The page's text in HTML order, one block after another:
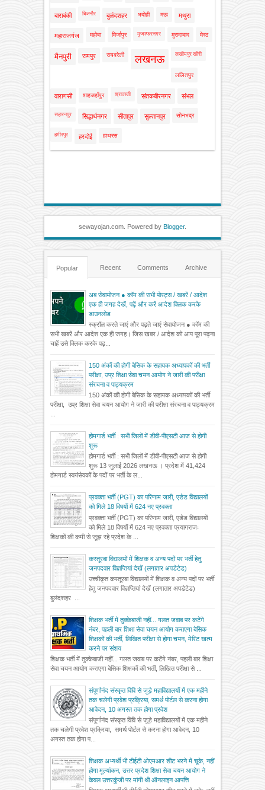
बाराबंकी बिजनौर बुलंदशहर भदोही मऊ मथुरा
महाराजगंज महोबा मिर्जापुर मुजफ्फरनगर मुरादाबाद मेरठ
मैनपुरी रामपुर रायबरेली लखनऊ लखीमपुर खीरी
ललितपुर
वाराणसी शाहजहाँपुर श्रावस्ती संतकबीरनगर संभल
सहारनपुर सिद्धार्थनगर सीतापुर सुल्तानपुर सोनभद्र
हमीरपुर हरदोई हाथरस
sewayojan.com. Powered by Blogger.
Popular Recent Comments Archive
अब सेवायोजन ● कॉम की सभी पोस्ट्स / खबरें / आदेश
एक ही जगह देखें, पढ़ें और करें आदेश क्लिक करके
डाउनलोड
स्क्रॉल करते जाएं और पढ़ते जाएं सेवायोजन ● कॉम की
सभी खबरें और आदेश एक ही जगह। जिस खबर / आदेश को आप पूरा पढ़ना
चाहें उसे क्लिक करके पढ़...
150 अंकों की होगी बेसिक के सहायक अध्यापकों की भर्ती
परीक्षा, उप्र शिक्षा सेवा चयन आयोग ने जारी की परीक्षा
संरचना व पाठ्यक्रम
150 अंकों की होगी बेसिक के सहायक अध्यापकों की भर्ती
परीक्षा, उप्र शिक्षा सेवा चयन आयोग ने जारी की परीक्षा संरचना व पाठ्यक्रम
होमगार्ड भर्ती : सभी जिलों में डीवी-पीएसटी आज से होगी
शुरू
होमगार्ड भर्ती : सभी जिलों में डीवी-पीएसटी आज से होगी
शुरू 13 जुलाई 2026 लखनऊ । प्रदेश में 41,424
होमगार्ड स्वयंसेवकों के पदों पर भर्ती के ल...
प्रवक्ता भर्ती (PGT) का परिणाम जारी, एडेड विद्यालयों
को मिले 18 विषयों में 624 नए प्रवक्ता
प्रवक्ता भर्ती (PGT) का परिणाम जारी, एडेड विद्यालयों
को मिले 18 विषयों में 624 नए प्रवक्ता प्रयागराजः
शिक्षकों की कमी से जूझ रहे प्रदेश के ...
कस्तूरबा विद्यालयों में शिक्षक व अन्य पदों पर भर्ती हेतु
जनपदवार विज्ञप्तियां देखें (लगातार अपडेटेड)
उच्चीकृत कस्तूरबा विद्यालयों में शिक्षक व अन्य पदों पर भर्ती
हेतु जनपदवार विज्ञप्तियां देखें (लगातार अपडेटेड)
बुलंदशहर ...
शिक्षक भर्ती में तुक्केबाजी नहीं... गलत जवाब पर कटेंगे
नंबर, पहली बार शिक्षा सेवा चयन आयोग कराएगा बेसिक
शिक्षकों की भर्ती, लिखित परीक्षा से होगा चयन, मेरिट खत्म
करने पर संशय
शिक्षक भर्ती में तुक्केबाजी नहीं... गलत जवाब पर कटेंगे नंबर, पहली बार शिक्षा
सेवा चयन आयोग कराएगा बेसिक शिक्षकों की भर्ती, लिखित परीक्षा से ...
संपूर्णानंद संस्कृत विवि से जुड़े महाविद्यालयों में एक महीने
तक चलेगी प्रवेश प्रक्रिया, समर्थ पोर्टल से करना होगा
आवेदन, 10 अगस्त तक होगा प्रवेश
संपूर्णानंद संस्कृत विवि से जुड़े महाविद्यालयों में एक महीने
तक चलेगी प्रवेश प्रक्रिया, समर्थ पोर्टल से करना होगा आवेदन, 10
अगस्त तक होगा प...
शिक्षक अभ्यर्थी भी टीईटी ओएमआर शीट भरने में चूके, नहीं
होगा मूल्यांकन, उत्तर प्रदेश शिक्षा सेवा चयन आयोग ने
केवल उत्तरकुंजी पर मांगी थी ऑनलाइन आपत्ति